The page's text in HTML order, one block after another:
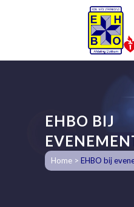
EHBO BIJ
Home > EHBO bij